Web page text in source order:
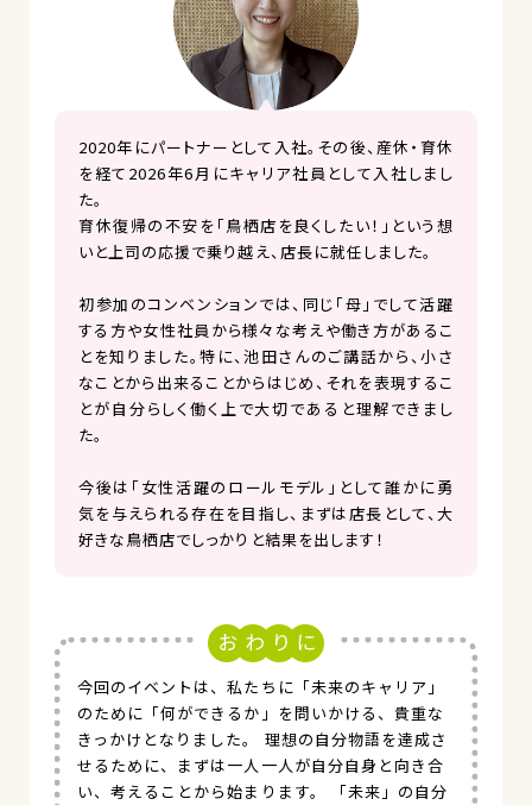
2020年にパートナーとして入社。その後、産休・育休
を経て2026年6月にキャリア社員として入社しまし
た。
育休復帰の不安を「鳥栖店を良くしたい！」という想
いと上司の応援で乗り越え、店長に就任しました。
初参加のコンベンションでは、同じ「母」でして活躍
する方や女性社員から様々な考えや働き方があるこ
とを知りました。特に、池田さんのご講話から、小さ
なことから出来ることからはじめ、それを表現するこ
とが自分らしく働く上で大切であると理解できまし
た。
今後は「女性活躍のロールモデル」として誰かに勇
気を与えられる存在を目指し、まずは店長として、大
好きな鳥栖店でしっかりと結果を出します！
今回のイベントは、私たちに「未来のキャリア」
のために「何ができるか」を問いかける、貴重な
きっかけとなりました。 理想の自分物語を達成さ
せるために、まずは一人一人が自分自身と向き合
い、考えることから始まります。 「未来」の自分